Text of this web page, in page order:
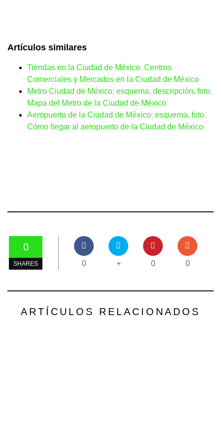
Artículos similares
Tiendas en la Ciudad de México. Centros
Comerciales y Mercados en la Ciudad de México
Metro Ciudad de México: esquema, descripción, foto.
Mapa del Metro de la Ciudad de México
Aeropuerto de la Ciudad de México: esquema, foto.
Cómo llegar al aeropuerto de la Ciudad de México
0
SHARES 0 + 0 0
ARTÍCULOS RELACIONADOS